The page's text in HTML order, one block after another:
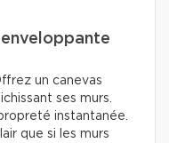
enveloppante
un canevas
ses murs.
instantanée.
que si les murs